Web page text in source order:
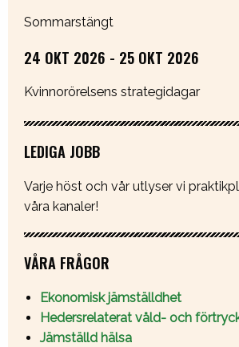
Sommarstängt
24 OKT 2026 - 25 OKT 2026
Kvinnorörelsens strategidagar
LEDIGA JOBB
Varje höst och vår utlyser vi
våra kanaler!
VÅRA FRÅGOR
Ekonomisk jämställdhet
Hedersrelaterat våld- och
Jämställd hälsa